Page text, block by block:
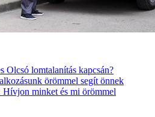
Olcsó lomtalanítás kapcsán?
örömmel segít önnek
Hívjon minket és mi örömmel